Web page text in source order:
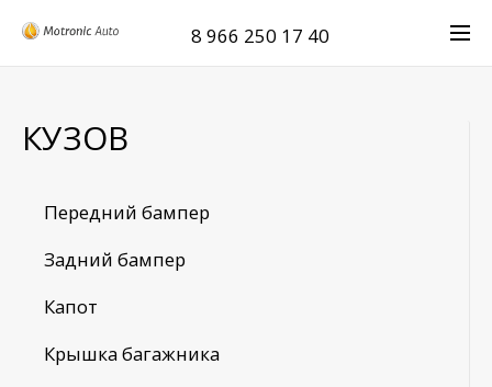
8 966 250 17 40
КУЗОВ
Передний бампер
Задний бампер
Капот
Крышка багажника